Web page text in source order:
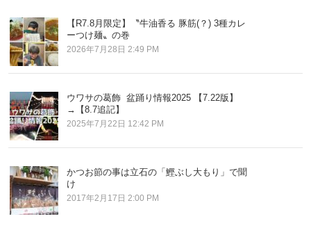
【R7.8月限定】〝牛油香る 豚筋(？) 3種カレ
ーつけ麺〟の巻
2026年7月28日 2:49 PM
ウワサの葛飾 盆踊り情報2025 【7.22版】
→【8.7追記】
2025年7月22日 12:42 PM
かつお節の事は立石の「鰹ぶし大もり」で聞
け
2017年2月17日 2:00 PM